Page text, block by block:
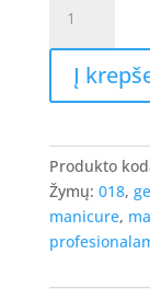
kiekis:
I.Am
Polish
gelinis
lakas
#018
-
Roaming
Į
Produkto
Žymų: 018,
manicure,